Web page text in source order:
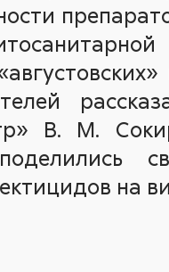
В. М.
на